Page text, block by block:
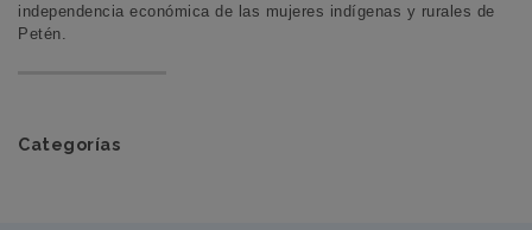
independencia económica de las mujeres indígenas y rurales de
Petén.
Categorías